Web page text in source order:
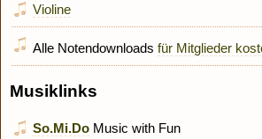
Violine
Alle Notendownloads für Mitglieder
Musiklinks
So.Mi.Do Music with Fun